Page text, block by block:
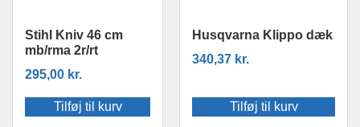
Stihl Kniv 46 cm
mb/rma 2r/rt
295,00 kr.
Tilføj til kurv
Husqvarna Klippo dæk
340,37 kr.
Tilføj til kurv